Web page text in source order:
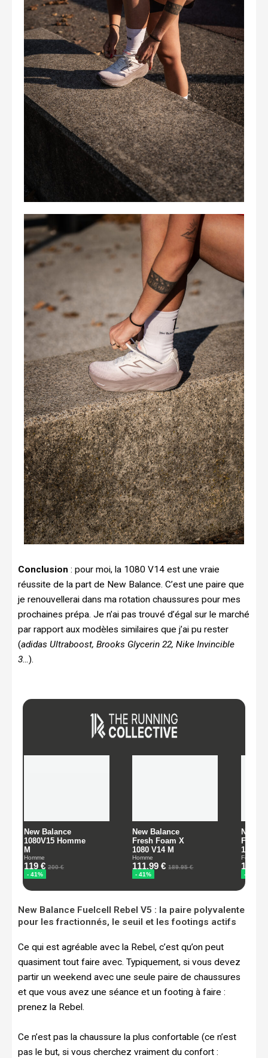
Conclusion : pour moi, la 1080 V14 est une vraie
réussite de la part de New Balance. C’est une paire que
je renouvellerai dans ma rotation chaussures pour mes
prochaines prépa. Je n’ai pas trouvé d’égal sur le marché
par rapport aux modèles similaires que j’ai pu rester
(adidas Ultraboost, Brooks Glycerin 22, Nike Invincible
3…).
New Balance Fuelcell Rebel V5 : la paire polyvalente
pour les fractionnés, le seuil et les footings actifs
Ce qui est agréable avec la Rebel, c’est qu’on peut
quasiment tout faire avec. Typiquement, si vous devez
partir un weekend avec une seule paire de chaussures
et que vous avez une séance et un footing à faire :
prenez la Rebel.
Ce n’est pas la chaussure la plus confortable (ce n’est
pas le but, si vous cherchez vraiment du confort :